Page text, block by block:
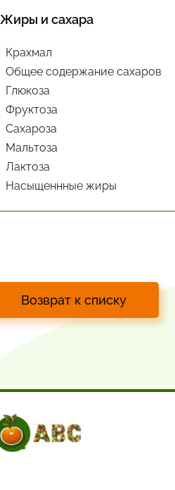
Жиры и сахара
Крахмал
Общее содержание сахаров
Глюкоза
Фруктоза
Сахароза
Мальтоза
Лактоза
Насыщеннные жиры
Возврат к списку